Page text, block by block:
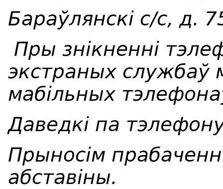
Бараўлянскi с/с, д.
Пры знікненні
экстраных службаў
мабільных
Даведкі па
Прыносiм
абставiны.